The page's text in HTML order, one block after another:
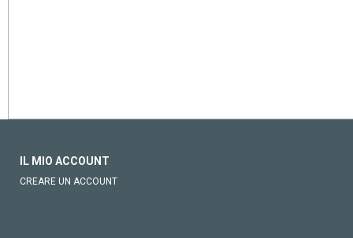
IL MIO ACCOUNT
CREARE UN ACCOUNT